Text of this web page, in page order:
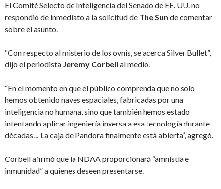
El Comité Selecto de Inteligencia del Senado de EE. UU. no
respondió de inmediato a la solicitud de The Sun de comentar
sobre el asunto.
“Con respecto al misterio de los ovnis, se acerca Silver Bullet”,
dijo el periodista Jeremy Corbell al medio.
“En el momento en que el público comprenda que no solo
hemos obtenido naves espaciales, fabricadas por una
inteligencia no humana, sino que también hemos estado
intentando aplicar ingeniería inversa a esa tecnología durante
décadas… La caja de Pandora finalmente está abierta”, agregó.
Corbell afirmó que la NDAA proporcionará “amnistía e
inmunidad” a quienes deseen presentarse.